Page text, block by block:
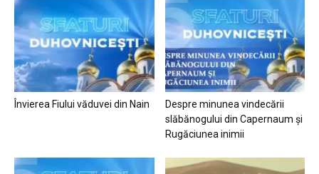
Învierea Fiului văduvei din Nain
Despre minunea vindecării
slăbănogului din Capernaum și
Rugăciunea inimii